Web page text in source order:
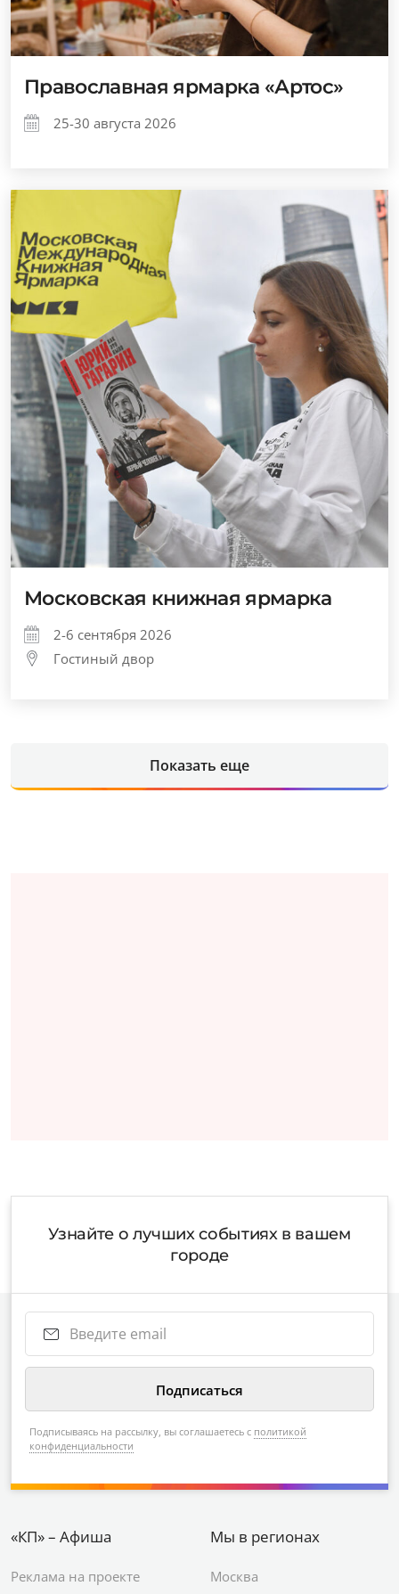
Православная ярмарка «Артос»
25-30 августа 2026
Московская книжная ярмарка
2-6 сентября 2026
Гостиный двор
Показать еще
Узнайте о лучших событиях в вашем
городе
Подписываясь на рассылку, вы соглашаетесь с политикой
конфиденциальности
«КП» – Афиша
Реклама на проекте
Мы в регионах
Москва